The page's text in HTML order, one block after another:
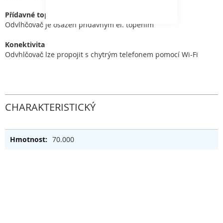
Přídavné topení
Odvlhčovač je osazen přidavným el. topením
Konektivita
Odvhlčovač lze propojit s chytrým telefonem pomocí Wi-Fi
CHARAKTERISTICKÝ
70.000